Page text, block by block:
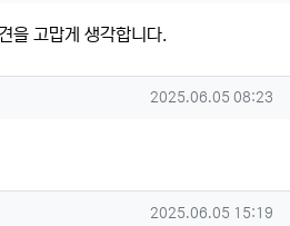
을 고맙게 생각합니다.
작성일
2025.06.05 08:23
작성일
2025.06.05 15:19